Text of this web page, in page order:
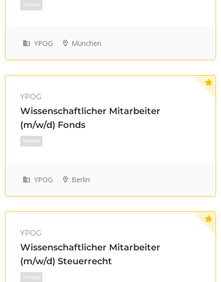
Teilzeit
YPOG München
YPOG
Wissenschaftlicher Mitarbeiter
(m/w/d) Fonds
YPOG Berlin
YPOG
Wissenschaftlicher Mitarbeiter
(m/w/d) Steuerrecht